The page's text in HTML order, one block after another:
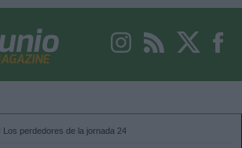
Los perdedores de la jornada 24